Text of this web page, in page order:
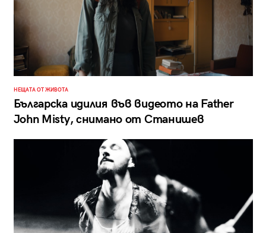
НЕЩАТА ОТ ЖИВОТА
Българска идилия във видеото на Father
John Misty, снимано от Станишев